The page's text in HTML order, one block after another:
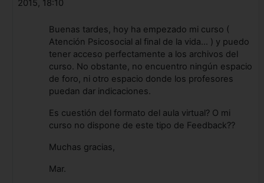
2015, 18:10
Buenas tardes, hoy ha empezado mi curso (
Atención Psicosocial al final de la vida... ) y puedo
tener acceso perfectamente a los archivos del
curso. No obstante, no encuentro ningún espacio
de foro, ni otro espacio donde los profesores
puedan dar indicaciones.
Es cuestión del formato del aula virtual? O mi
curso no dispone de este tipo de Feedback??
Muchas gracias,
Mar.